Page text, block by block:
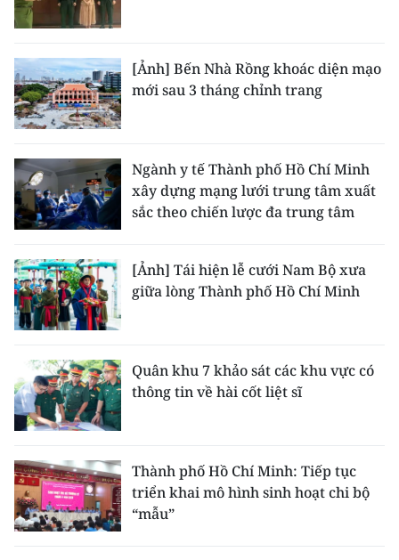
[Ảnh] Bến Nhà Rồng khoác diện mạo
mới sau 3 tháng chỉnh trang
Ngành y tế Thành phố Hồ Chí Minh
xây dựng mạng lưới trung tâm xuất
sắc theo chiến lược đa trung tâm
[Ảnh] Tái hiện lễ cưới Nam Bộ xưa
giữa lòng Thành phố Hồ Chí Minh
Quân khu 7 khảo sát các khu vực có
thông tin về hài cốt liệt sĩ
Thành phố Hồ Chí Minh: Tiếp tục
triển khai mô hình sinh hoạt chi bộ
“mẫu”